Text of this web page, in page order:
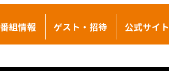
番組情報 ゲスト・招待 公式サイト